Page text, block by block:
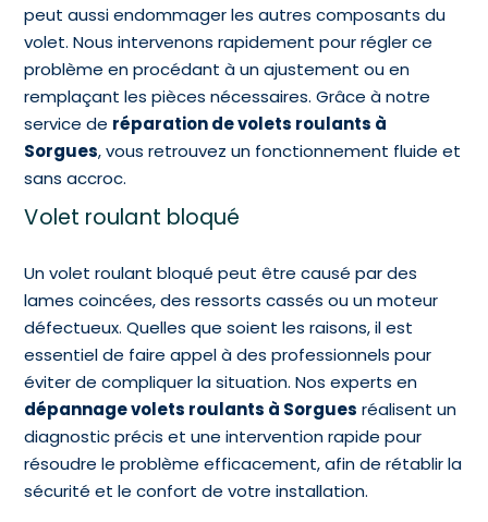
peut aussi endommager les autres composants du
volet. Nous intervenons rapidement pour régler ce
problème en procédant à un ajustement ou en
remplaçant les pièces nécessaires. Grâce à notre
service de réparation de volets roulants à
Sorgues, vous retrouvez un fonctionnement fluide et
sans accroc.
Volet roulant bloqué
Un volet roulant bloqué peut être causé par des
lames coincées, des ressorts cassés ou un moteur
défectueux. Quelles que soient les raisons, il est
essentiel de faire appel à des professionnels pour
éviter de compliquer la situation. Nos experts en
dépannage volets roulants à Sorgues réalisent un
diagnostic précis et une intervention rapide pour
résoudre le problème efficacement, afin de rétablir la
sécurité et le confort de votre installation.